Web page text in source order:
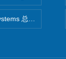
chromsystems 总代理